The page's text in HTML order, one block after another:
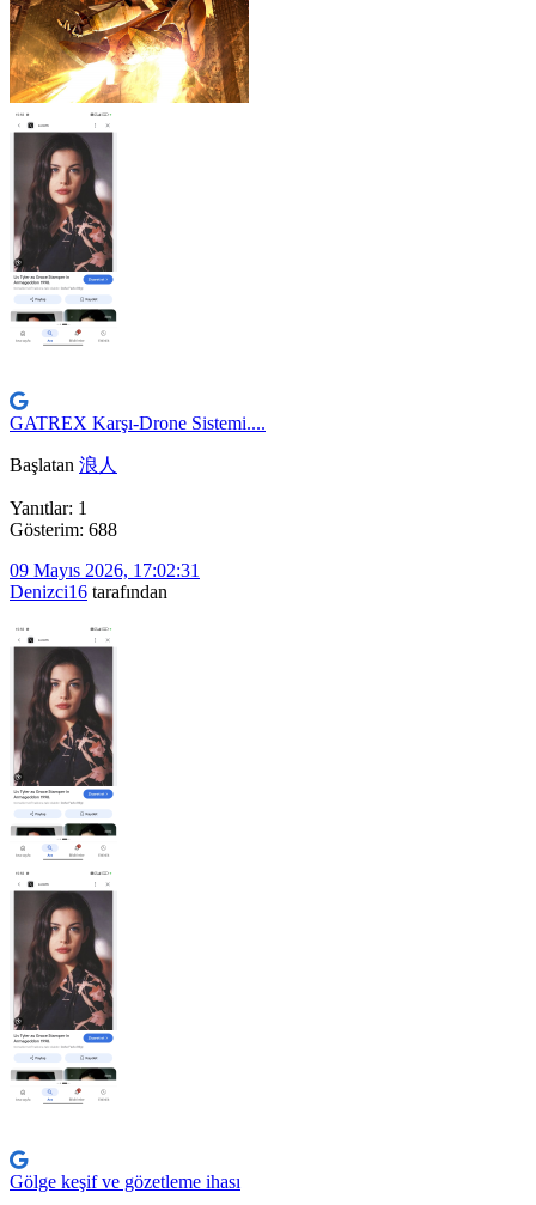
GATREX Karşı-Drone Sistemi....
Başlatan 浪人
Yanıtlar: 1
Gösterim: 688
09 Mayıs 2026, 17:02:31
Denizci16 tarafından
Gölge keşif ve gözetleme ihası